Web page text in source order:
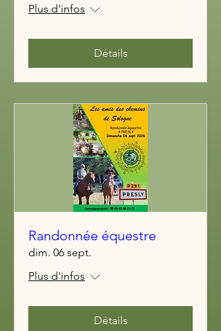
Plus d'infos
Détails
Randonnée équestre
dim. 06 sept.
Plus d'infos
Détails